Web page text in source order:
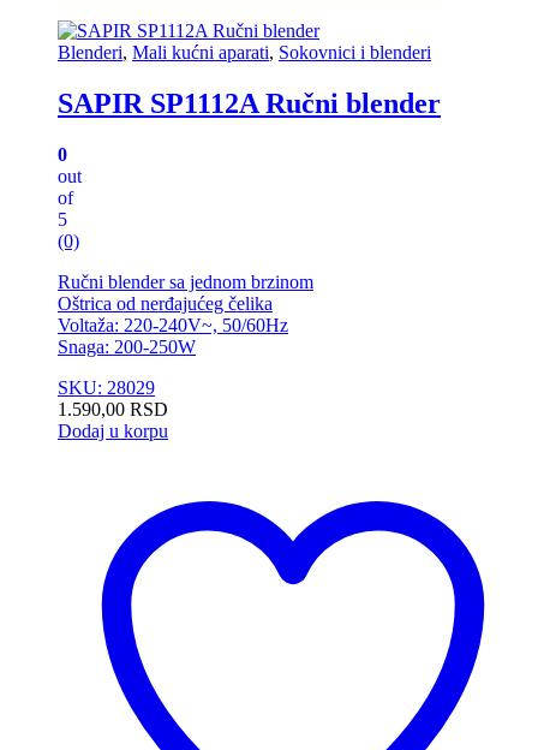
Blenderi, Mali kućni aparati, Sokovnici i blenderi
SAPIR SP1112A Ručni blender
0
out
of
5
(0)
Ručni blender sa jednom brzinom
Oštrica od nerđajućeg čelika
Voltaža: 220-240V~, 50/60Hz
Snaga: 200-250W
SKU: 28029
1.590,00 RSD
Dodaj u korpu